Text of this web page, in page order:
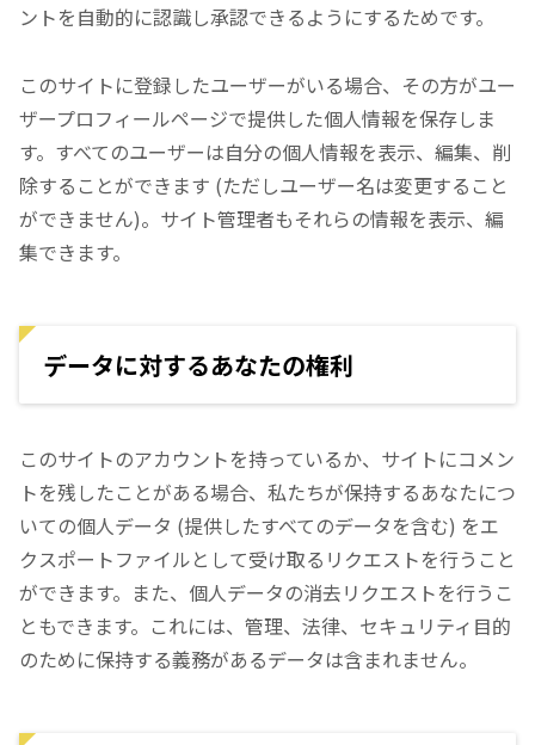
ントを自動的に認識し承認できるようにするためです。
このサイトに登録したユーザーがいる場合、その方がユー
ザープロフィールページで提供した個人情報を保存しま
す。すべてのユーザーは自分の個人情報を表示、編集、削
除することができます (ただしユーザー名は変更すること
ができません)。サイト管理者もそれらの情報を表示、編
集できます。
データに対するあなたの権利
このサイトのアカウントを持っているか、サイトにコメン
トを残したことがある場合、私たちが保持するあなたにつ
いての個人データ (提供したすべてのデータを含む) をエ
クスポートファイルとして受け取るリクエストを行うこと
ができます。また、個人データの消去リクエストを行うこ
ともできます。これには、管理、法律、セキュリティ目的
のために保持する義務があるデータは含まれません。